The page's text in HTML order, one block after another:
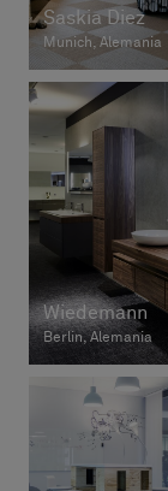
Saskia Diez
Munich, Alemania
Wiedemann
Berlin, Alemania